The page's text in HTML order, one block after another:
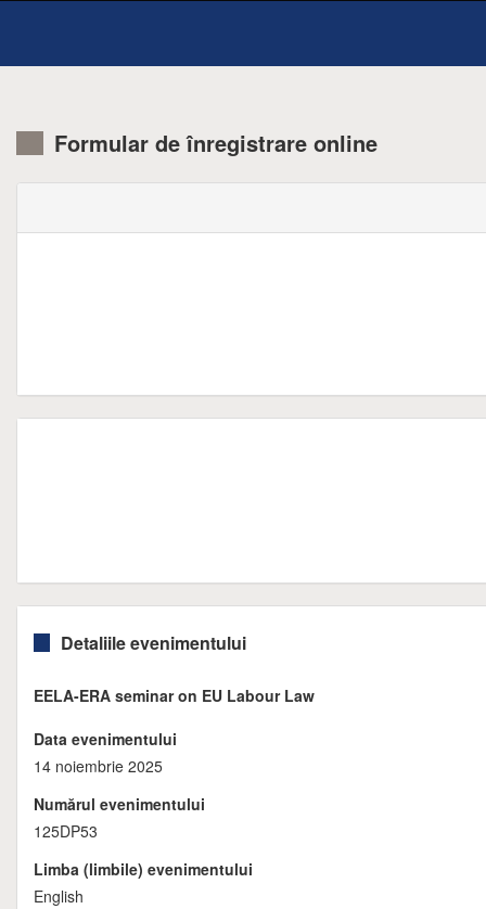
Formular de înregistrare online
Detaliile evenimentului
EELA-ERA seminar on EU Labour Law
Data evenimentului
14 noiembrie 2025
Numărul evenimentului
125DP53
Limba (limbile) evenimentului
English